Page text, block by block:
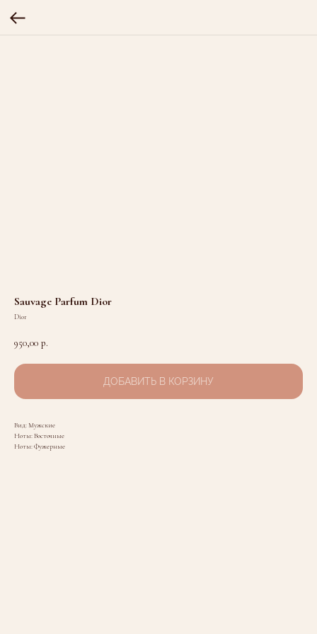
Sauvage Parfum Dior
Dior
950,00 р.
ДОБАВИТЬ В КОРЗИНУ
Вид: Мужские
Ноты: Восточные
Ноты: Фужерные